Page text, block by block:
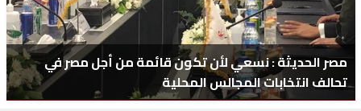
مصر الحديثة : نسعي لأن تكون قائمة من أجل مصر في
تحالف انتخابات المجالس المحلية